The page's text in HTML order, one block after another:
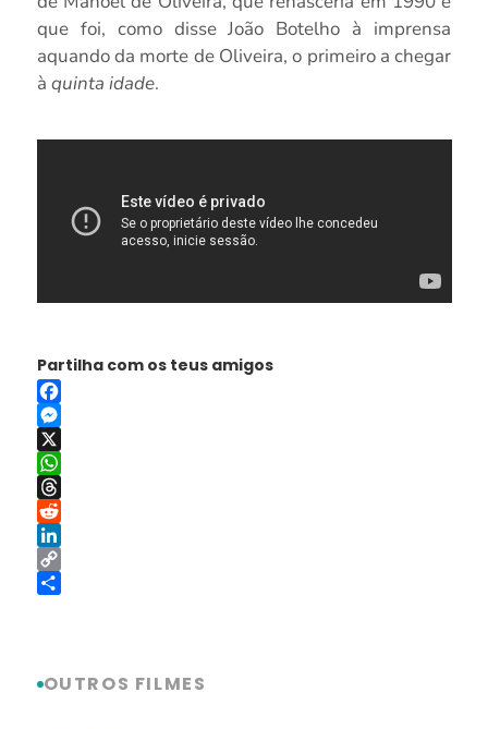
que foi, como disse João Botelho à imprensa
aquando da morte de Oliveira, o primeiro a chegar
à quinta idade.
Partilha com os teus amigos
Facebook
Messenger
X
WhatsApp
Threads
Reddit
LinkedIn
Copy
OUTROS FILMES